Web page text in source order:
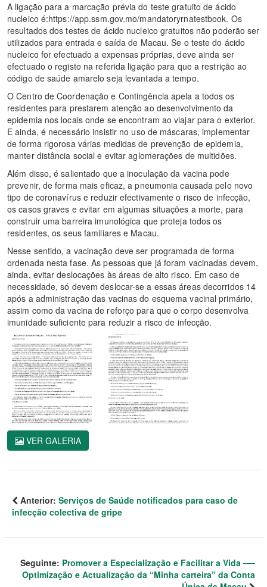
A ligação para a marcação prévia do teste gratuito de ácido
nucleico é:https://app.ssm.gov.mo/mandatoryrnatestbook. Os
resultados dos testes de ácido nucleico gratuitos não poderão ser
utilizados para entrada e saída de Macau. Se o teste do ácido
nucleico for efectuado a expensas próprias, deve ainda ser
efectuado o registo na referida ligação para que a restrição ao
código de saúde amarelo seja levantada a tempo.
O Centro de Coordenação e Contingência apela a todos os
residentes para prestarem atenção ao desenvolvimento da
epidemia nos locais onde se encontram ao viajar para o exterior.
E ainda, é necessário insistir no uso de máscaras, implementar
de forma rigorosa várias medidas de prevenção de epidemia,
manter distância social e evitar aglomerações de multidões.
Além disso, é salientado que a inoculação da vacina pode
prevenir, de forma mais eficaz, a pneumonia causada pelo novo
tipo de coronavírus e reduzir efectivamente o risco de infecção,
os casos graves e evitar em algumas situações a morte, para
construir uma barreira imunológica que proteja todos os
residentes, os seus familiares e Macau.
Nesse sentido, a vacinação deve ser programada de forma
ordenada nesta fase. As pessoas que já foram vacinadas devem,
ainda, evitar deslocações às áreas de alto risco. Em caso de
necessidade, só devem deslocar-se a essas áreas decorridos 14
após a administração das vacinas do esquema vacinal primário,
assim como da vacina de reforço para que o corpo desenvolva
imunidade suficiente para reduzir a risco de infecção.
VER GALERIA
Anterior: Serviços de Saúde notificados para caso de
infecção colectiva de gripe
Seguinte: Promover a Especialização e Facilitar a Vida ──
Optimização e Actualização da “Minha carteira” da Conta